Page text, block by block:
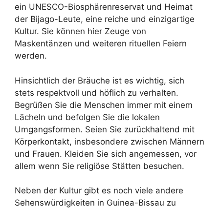
ein UNESCO-Biosphärenreservat und Heimat
der Bijago-Leute, eine reiche und einzigartige
Kultur. Sie können hier Zeuge von
Maskentänzen und weiteren rituellen Feiern
werden.
Hinsichtlich der Bräuche ist es wichtig, sich
stets respektvoll und höflich zu verhalten.
Begrüßen Sie die Menschen immer mit einem
Lächeln und befolgen Sie die lokalen
Umgangsformen. Seien Sie zurückhaltend mit
Körperkontakt, insbesondere zwischen Männern
und Frauen. Kleiden Sie sich angemessen, vor
allem wenn Sie religiöse Stätten besuchen.
Neben der Kultur gibt es noch viele andere
Sehenswürdigkeiten in Guinea-Bissau zu